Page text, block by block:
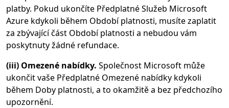
platby. Pokud ukončíte Předplatné Služeb Microsoft
Azure kdykoli během Období platnosti, musíte zaplatit
za zbývající část Období platnosti a nebudou vám
poskytnuty žádné refundace.
(iii) Omezené nabídky. Společnost Microsoft může
ukončit vaše Předplatné Omezené nabídky kdykoli
během Doby platnosti, a to okamžitě a bez předchozího
upozornění.